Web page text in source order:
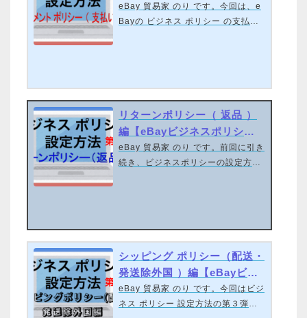
シー 設定】
eBay 貿易家 のり です。今回は、e
Bayの ビジネス ポリシー の支払い
どうやったらいいのか 分からない
よ〜大丈夫！コレを使ってみて！！
0からeBay輸出を始めて、収益を得
られるようになる「ebayのりスター
とは？出品者が、あら…
リターンポリシー（ 返品 ）
編【eBayビジネスポリシー
設定】
eBay 貿易家 のり です。前回に引き
続き、ビジネスポリシーの設定方法
このブログ内の画像はワンクリック
で拡大できます。https://youtu.be/
AkBEOKfvghAeBay、何をどうやっ
たらいいのか 分からないよ〜大丈
シッピング ポリシー（配送・
発送除外国 ）編【eBayビジ
ネスポリシー 設定 】
eBay 貿易家 のり です。今回はビジ
ネス ポリシー 設定方法の第３弾！